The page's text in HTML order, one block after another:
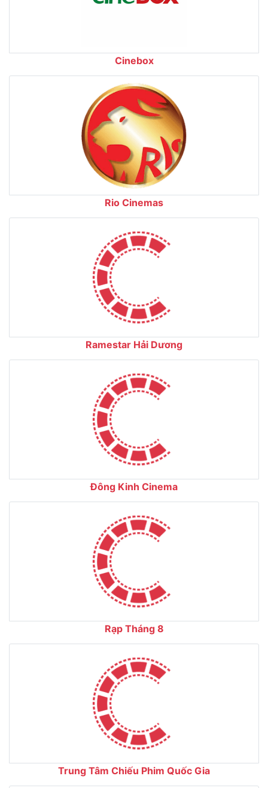
Cinebox
Rio Cinemas
Ramestar Hải Dương
Đông Kinh Cinema
Rạp Tháng 8
Trung Tâm Chiếu Phim Quốc Gia